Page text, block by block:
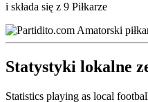
i składa się z 9 Piłkarze
Statystyki lokalne
Statistics playing as local